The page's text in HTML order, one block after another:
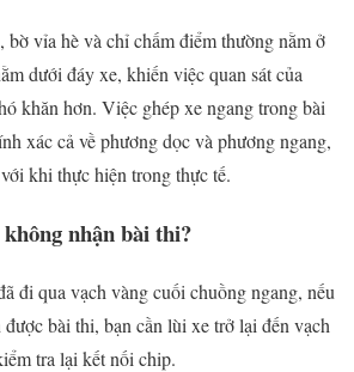
bờ vỉa hè và chỉ chấm điểm thường nằm ở
dưới đáy xe, khiến việc quan sát của
khăn hơn. Việc ghép xe ngang trong bài
xác cả về phương dọc và phương ngang,
khi thực hiện trong thực tế.
nhận bài thi?
đi qua vạch vàng cuối chuồng ngang, nếu
bài thi, bạn cần lùi xe trở lại đến vạch
tra lại kết nối chip.